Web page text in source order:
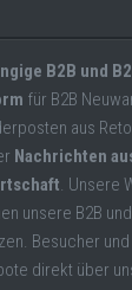
B2B und
für B2B
aus
Nachrichten
. Unsere
unsere B2B
Besucher
direkt über